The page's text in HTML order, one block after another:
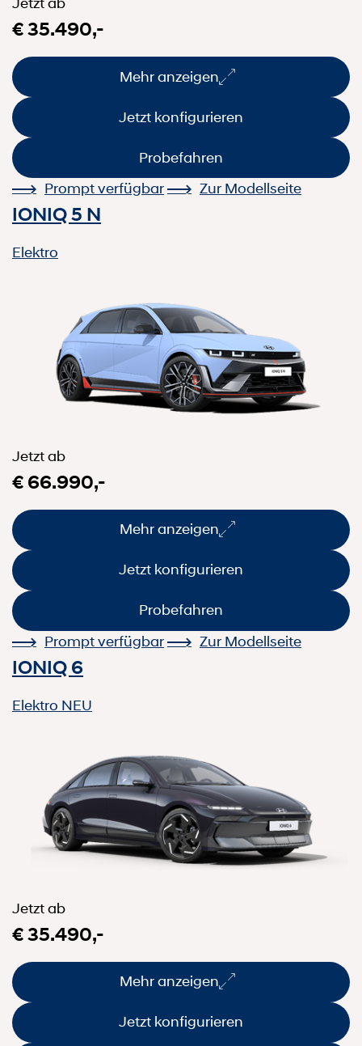
€ 35.490,-
Mehr anzeigen
Jetzt konfigurieren
Probefahren
Prompt verfügbar
Zur Modellseite
IONIQ 5 N
Elektro
Jetzt ab
€ 66.990,-
Mehr anzeigen
Jetzt konfigurieren
Probefahren
Prompt verfügbar
Zur Modellseite
IONIQ 6
Elektro NEU
Jetzt ab
€ 35.490,-
Mehr anzeigen
Jetzt konfigurieren